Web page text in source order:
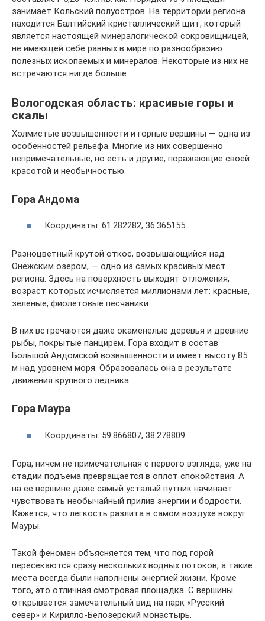
занимает Кольский полуостров. На территории региона
находится Балтийский кристаллический щит, который
является настоящей минералогической сокровищницей,
не имеющей себе равных в мире по разнообразию
полезных ископаемых и минералов. Некоторые из них не
встречаются нигде больше.
Вологодская область: красивые горы и
скалы
Холмистые возвышенности и горные вершины — одна из
особенностей рельефа. Многие из них совершенно
непримечательные, но есть и другие, поражающие своей
красотой и необычностью.
Гора Андома
Координаты: 61.282282, 36.365155.
Разноцветный крутой откос, возвышающийся над
Онежским озером, — одно из самых красивых мест
региона. Здесь на поверхность выходят отложения,
возраст которых исчисляется миллионами лет: красные,
зеленые, фиолетовые песчаники.
В них встречаются даже окаменелые деревья и древние
рыбы, покрытые панцирем. Гора входит в состав
Большой Андомской возвышенности и имеет высоту 85
м над уровнем моря. Образовалась она в результате
движения крупного ледника.
Гора Маура
Координаты: 59.866807, 38.278809.
Гора, ничем не примечательная с первого взгляда, уже на
стадии подъема превращается в оплот спокойствия. А
на ее вершине даже самый усталый путник начинает
чувствовать необычайный прилив энергии и бодрости.
Кажется, что легкость разлита в самом воздухе вокруг
Мауры.
Такой феномен объясняется тем, что под горой
пересекаются сразу нескольких водных потоков, а такие
места всегда были наполнены энергией жизни. Кроме
того, это отличная смотровая площадка. С вершины
открывается замечательный вид на парк «Русский
север» и Кирилло-Белозерский монастырь.